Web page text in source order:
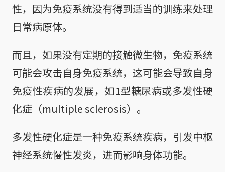
性，因为免疫系统没有得到适当的训练来处理
日常病原体。
而且，如果没有定期的接触微生物，免疫系统
可能会攻击自身免疫系统，这可能会导致自身
免疫性疾病的发展，如1型糖尿病或多发性硬
化症（multiple sclerosis）。
多发性硬化症是一种免疫系统疾病，引发中枢
神经系统慢性发炎，进而影响身体功能。